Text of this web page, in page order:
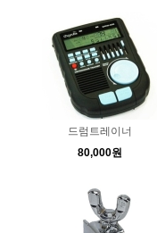
드럼트레이너
80,000원